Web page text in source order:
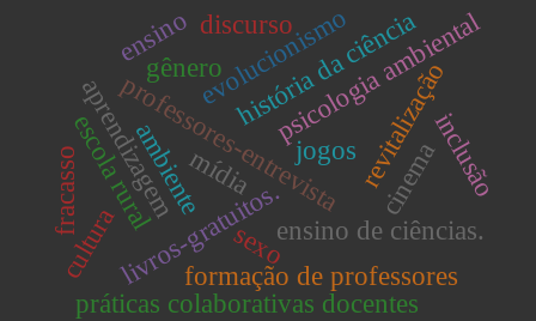
livros-gratuitos.
professores-entrevista
sexo
gênero
ensino de ciências.
práticas colaborativas docentes
formação de professores
psicologia ambiental
revitalização
aprendizagem
escola rural
história da ciência
evolucionismo
ambiente cinema
cultura
jogos
discurso
mídia inclusão
fracasso
ensino